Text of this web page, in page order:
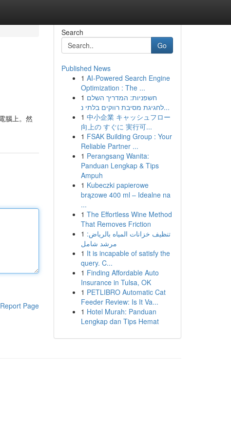
腦上。然
Report Page
Search
Go
Published News
1 AI-Powered Search Engine
Optimization : The ...
1 חשפניות: המדריך השלם
לחגיגת מסיבת רווקים בלתי נ...
1 中小企業 キャッシュフロー
向上の すぐに 実行可...
1 FSAK Building Group : Your
Reliable Partner ...
1 Perangsang Wanita:
Panduan Lengkap & Tips
Ampuh
1 Kubeczki papierowe
brązowe 400 ml – Idealne na
...
1 The Effortless Wine Method
That Removes Friction
1 تنظيف خزانات المياه بالرياض:
مرشد شامل
1 It is incapable of satisfy the
query. C...
1 Finding Affordable Auto
Insurance in Tulsa, OK
1 PETLIBRO Automatic Cat
Feeder Review: Is It Va...
1 Hotel Murah: Panduan
Lengkap dan Tips Hemat